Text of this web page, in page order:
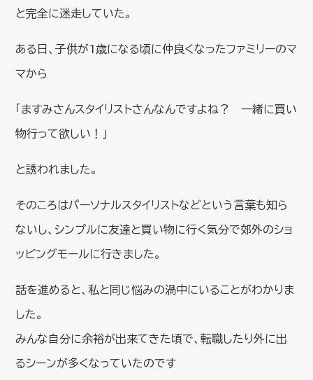
と完全に迷走していた。
ある日、子供が1歳になる頃に仲良くなったファミリーのマ
マから
「ますみさんスタイリストさんなんですよね？ 一緒に買い
物行って欲しい！」
と誘われました。
そのころはパーソナルスタイリストなどという言葉も知ら
ないし、シンプルに友達と買い物に行く気分で郊外のショ
ッピングモールに行きました。
話を進めると、私と同じ悩みの渦中にいることがわかりま
した。
みんな自分に余裕が出来てきた頃で、転職したり外に出
るシーンが多くなっていたのです